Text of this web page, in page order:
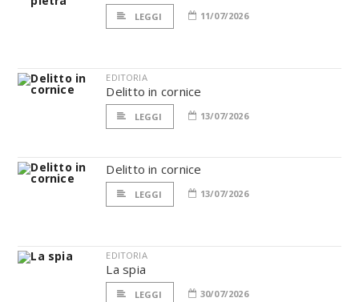
LEGGI 11/07/2026
EDITORIA
Delitto in cornice
LEGGI 13/07/2026
Delitto in cornice
LEGGI 13/07/2026
EDITORIA
La spia
LEGGI 30/07/2026